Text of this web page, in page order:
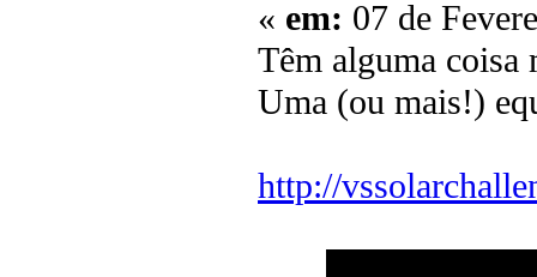
« em: 07 de
Têm alguma coisa
Uma (ou mais!)
http://